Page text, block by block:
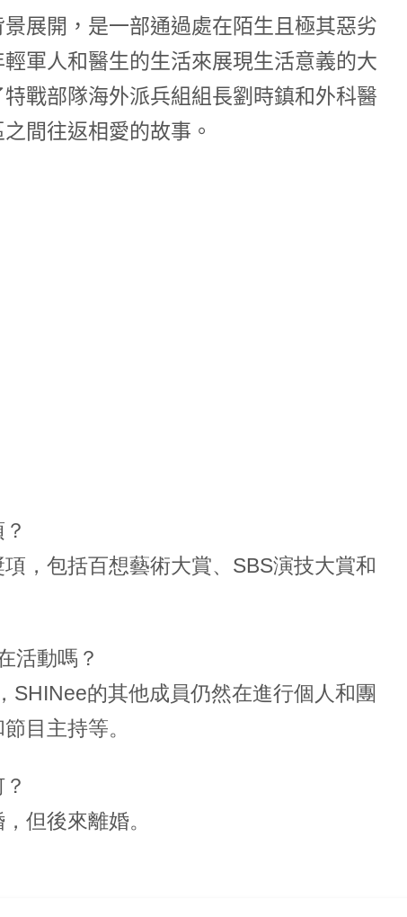
展開，是一部通過處在陌生且極其惡劣
軍人和醫生的生活來展現生活意義的大
戰部隊海外派兵組組長劉時鎮和外科醫
間往返相愛的故事。
，包括百想藝術大賞、SBS演技大賞和
活動嗎？
SHINee的其他成員仍然在進行個人和團
目主持等。
但後來離婚。